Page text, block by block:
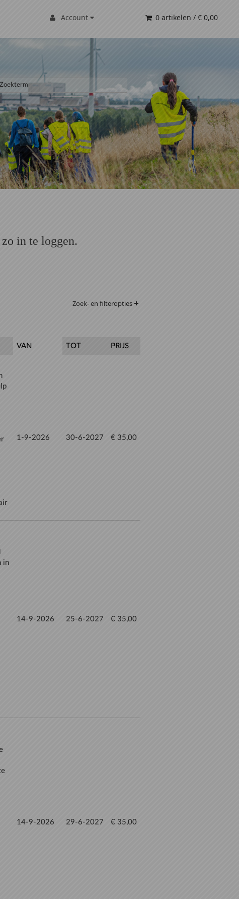
Account 0 artikelen / € 0,00
in te loggen.
Zoek- en filteropties
VAN TOT PRIJS
1-9-2026 30-6-2027 € 35,00
in
14-9-2026 25-6-2027 € 35,00
14-9-2026 29-6-2027 € 35,00